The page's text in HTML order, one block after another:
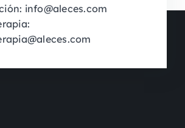
info@aleces.com